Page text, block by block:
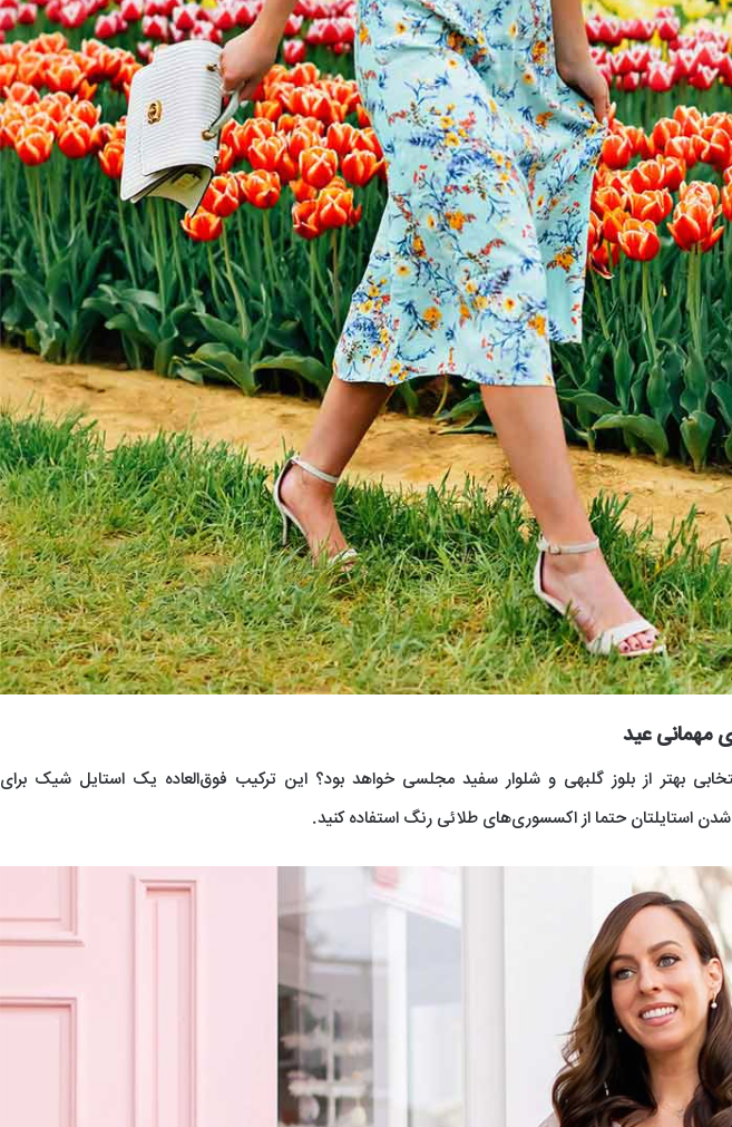
مهمانی عید
بهتر از بلوز گلبهی و شلوار سفید مجلسی خواهد بود؟ این ترکیب فوق‌العاده یک استایل شیک برای
استایلتان حتما از اکسسوری‌های طلائی رنگ استفاده کنید.